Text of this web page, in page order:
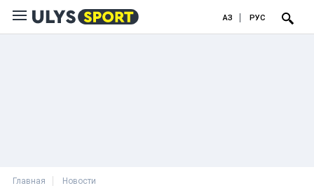
ҚАЗ РУС
Главная Новости